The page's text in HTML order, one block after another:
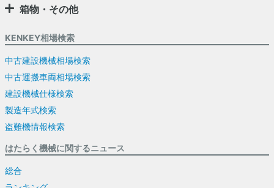
箱物・その他
KENKEY相場検索
中古建設機械相場検索
中古運搬車両相場検索
建設機械仕様検索
製造年式検索
盗難機情報検索
はたらく機械に関するニュース
総合